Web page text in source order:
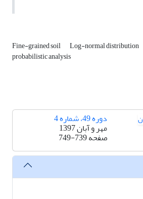
Fine-grained soil Log-normal distribution
probabilistic analysis
دوره 49، شماره 4
مهر و آبان 1397
صفحه749-739